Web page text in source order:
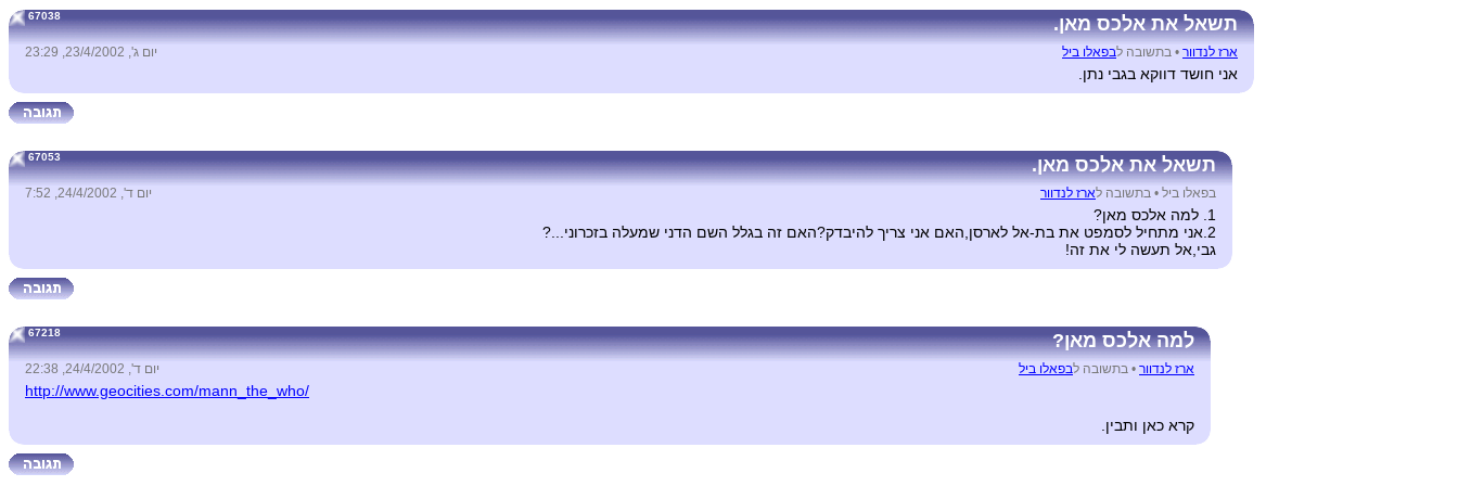
תשאל את אלכס מאן. 67038
ארז לנדוור • בתשובה לבפאלו ביל יום ג', 23/4/2002, 23:29
אני חושד דווקא בגבי נתן.
תשאל את אלכס מאן. 67053
בפאלו ביל • בתשובה לארז לנדוור יום ד', 24/4/2002, 7:52
1. למה אלכס מאן?
2.אני מתחיל לסמפט את בת-אל לארסן,האם אני צריך להיבדק?האם זה בגלל השם הדני שמעלה בזכרוני...?
גבי,אל תעשה לי את זה!
למה אלכס מאן? 67218
ארז לנדוור • בתשובה לבפאלו ביל יום ד', 24/4/2002, 22:38
http://www.geocities.com/mann_the_who/
קרא כאן ותבין.